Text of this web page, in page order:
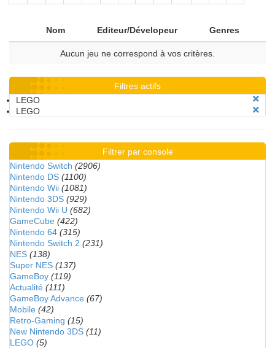
Nom Editeur/Dévelopeur Genres
Aucun jeu ne correspond à vos critères.
Filtres actifs
LEGO
LEGO
Filtrer par console
Nintendo Switch (2906)
Nintendo DS (1100)
Nintendo Wii (1081)
Nintendo 3DS (929)
Nintendo Wii U (682)
GameCube (422)
Nintendo 64 (315)
Nintendo Switch 2 (231)
NES (138)
Super NES (137)
GameBoy (119)
Actualité (111)
GameBoy Advance (67)
Mobile (42)
Retro-Gaming (15)
New Nintendo 3DS (11)
LEGO (5)